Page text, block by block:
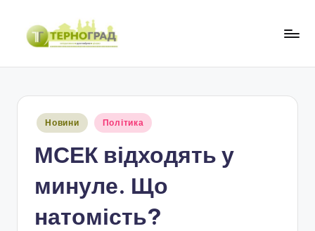
Перейти
Опубліковано
Новини Політика
МСЕК відходять у
минуле. Що
натомість?